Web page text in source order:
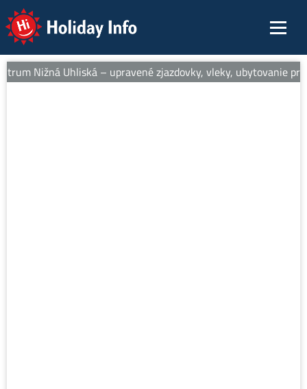
Holiday Info
Nižná Uhliská – upravené zjazdovky, vleky, ubytovanie